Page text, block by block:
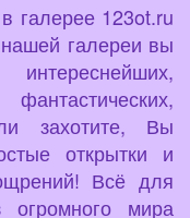
галерее 123ot.ru
галереи вы
захотите, Вы
открытки и
Всё для
мира